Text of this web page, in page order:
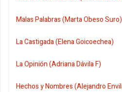
Malas Palabras (Marta Obeso Suro)
La Castigada (Elena Goicoechea)
La Opinión (Adriana Dávila F)
Hechos y Nombres (Alejandro